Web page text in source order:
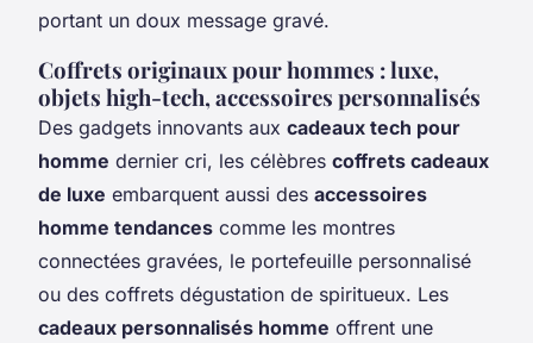
portant un doux message gravé.
Coffrets originaux pour hommes : luxe,
objets high-tech, accessoires personnalisés
Des gadgets innovants aux cadeaux tech pour
homme dernier cri, les célèbres coffrets cadeaux
de luxe embarquent aussi des accessoires
homme tendances comme les montres
connectées gravées, le portefeuille personnalisé
ou des coffrets dégustation de spiritueux. Les
cadeaux personnalisés homme offrent une